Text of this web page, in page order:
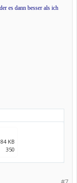
es dann besser als ich
KB
350